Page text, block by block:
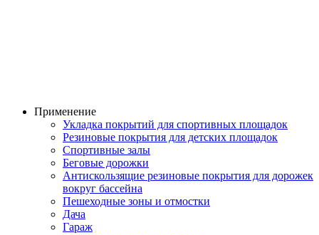
Применение
Укладка покрытий для спортивных площадок
Резиновые покрытия для детских площадок
Спортивные залы
Беговые дорожки
Антискользящие резиновые покрытия для дорожек
вокруг бассейна
Пешеходные зоны и отмостки
Дача
Гараж